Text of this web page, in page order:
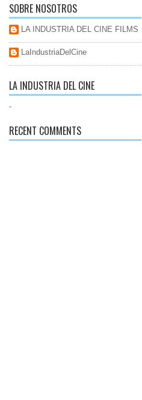
SOBRE NOSOTROS
LA INDUSTRIA DEL CINE FILMS
LaIndustriaDelCine
LA INDUSTRIA DEL CINE
-
RECENT COMMENTS